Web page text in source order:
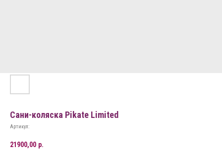
Сани-коляска Pikate Limited
Артикул:
21900,00 р.